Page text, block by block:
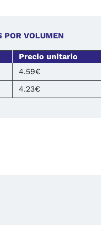
POR VOLUMEN
Precio unitario
4.59€
4.23€